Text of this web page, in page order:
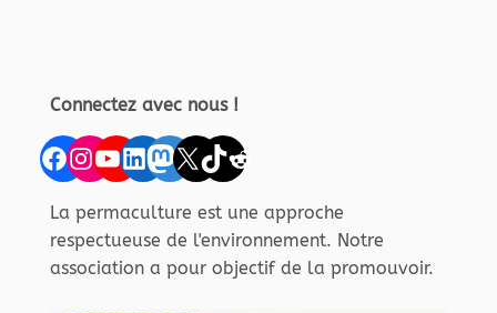
Connectez avec nous !
Facebook
Instagram
YouTube
LinkedIn
Mastodon
X TikTok
Reddit
La permaculture est une approche
respectueuse de l'environnement. Notre
association a pour objectif de la promouvoir.